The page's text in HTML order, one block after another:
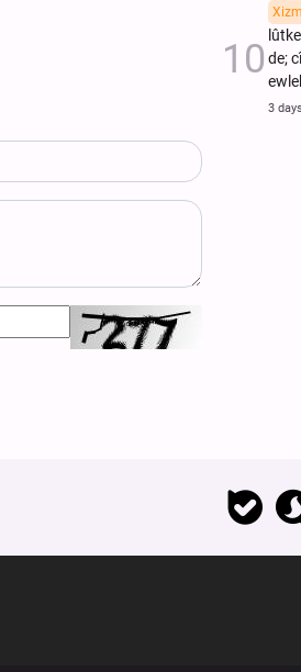
de;
3